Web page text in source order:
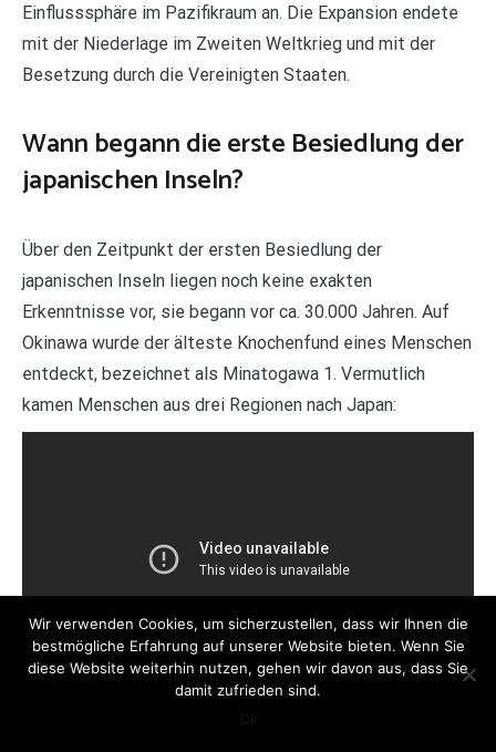
Einflusssphäre im Pazifikraum an. Die Expansion endete
mit der Niederlage im Zweiten Weltkrieg und mit der
Besetzung durch die Vereinigten Staaten.
Wann begann die erste Besiedlung der
japanischen Inseln?
Über den Zeitpunkt der ersten Besiedlung der
japanischen Inseln liegen noch keine exakten
Erkenntnisse vor, sie begann vor ca. 30.000 Jahren. Auf
Okinawa wurde der älteste Knochenfund eines Menschen
entdeckt, bezeichnet als Minatogawa 1. Vermutlich
kamen Menschen aus drei Regionen nach Japan:
Was ist der Ursprung der japanischen Kultur?
Wir verwenden Cookies, um sicherzustellen, dass wir Ihnen die
bestmögliche Erfahrung auf unserer Website bieten. Wenn Sie
diese Website weiterhin nutzen, gehen wir davon aus, dass Sie
damit zufrieden sind.
Ok